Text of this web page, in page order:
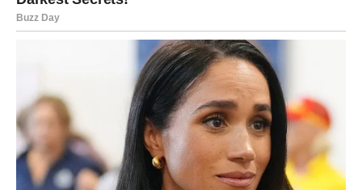
Mart dolazi da ti vrati ono što ti je falilo:
Ljubav – konačno jasno, bez igrica
U martu Device prestaju da se pitaju i počinju da znaju.
Ako si u vezi, odnos ide ka smirenju. Razgovori postaju
iskreniji. Partner počinje da shvata da tvoja ljubav nije